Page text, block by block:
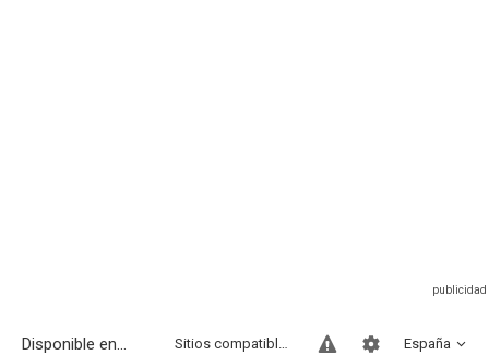
Disponible en... España
Sitios compatibles